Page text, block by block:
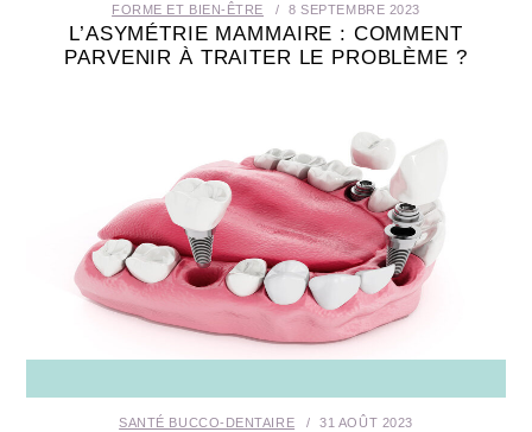
FORME ET BIEN-ÊTRE 8 SEPTEMBRE 2023
L’ASYMÉTRIE MAMMAIRE : COMMENT
PARVENIR À TRAITER LE PROBLÈME ?
SANTÉ BUCCO-DENTAIRE 31 AOÛT 2023